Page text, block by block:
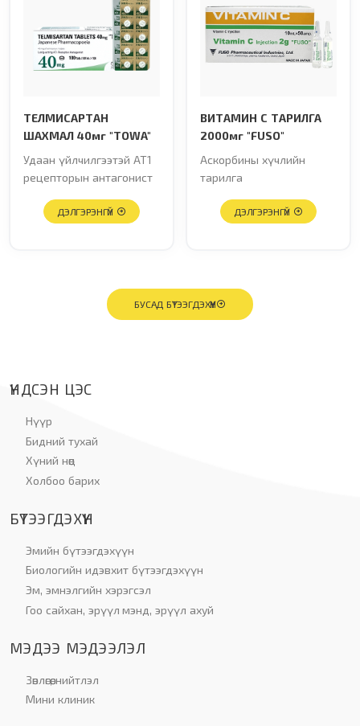
TЕЛМИСАРТАН
ШАХМАЛ 40мг "TOWA"
Удаан үйлчилгээтэй AT1
рецепторын антагонист
ДЭЛГЭРЭНГҮЙ
ВИТАМИН С ТАРИЛГА
2000мг "FUSO"
Аскорбины хүчлийн
тарилга
ДЭЛГЭРЭНГҮЙ
БУСАД БҮТЭЭГДЭХҮҮН
ҮНДСЭН ЦЭС
Нүүр
Бидний тухай
Хүний нөөц
Холбоо барих
БҮТЭЭГДЭХҮҮН
Эмийн бүтээгдэхүүн
Биологийн идэвхит бүтээгдэхүүн
Эм, эмнэлгийн хэрэгсэл
Гоо сайхан, эрүүл мэнд, эрүүл ахуй
МЭДЭЭ МЭДЭЭЛЭЛ
Зөвлөгөө, нийтлэл
Мини клиник